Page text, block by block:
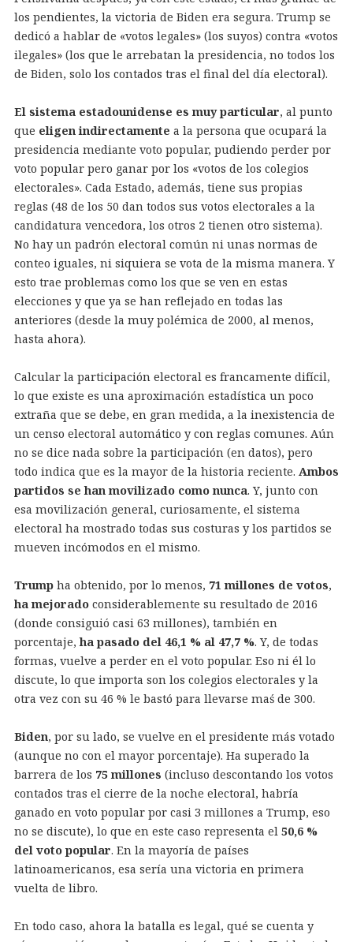
los pendientes, la victoria de Biden era segura. Trump se
dedicó a hablar de «votos legales» (los suyos) contra «votos
ilegales» (los que le arrebatan la presidencia, no todos los
de Biden, solo los contados tras el final del día electoral).
El sistema estadounidense es muy particular, al punto
que eligen indirectamente a la persona que ocupará la
presidencia mediante voto popular, pudiendo perder por
voto popular pero ganar por los «votos de los colegios
electorales». Cada Estado, además, tiene sus propias
reglas (48 de los 50 dan todos sus votos electorales a la
candidatura vencedora, los otros 2 tienen otro sistema).
No hay un padrón electoral común ni unas normas de
conteo iguales, ni siquiera se vota de la misma manera. Y
esto trae problemas como los que se ven en estas
elecciones y que ya se han reflejado en todas las
anteriores (desde la muy polémica de 2000, al menos,
hasta ahora).
Calcular la participación electoral es francamente difícil,
lo que existe es una aproximación estadística un poco
extraña que se debe, en gran medida, a la inexistencia de
un censo electoral automático y con reglas comunes. Aún
no se dice nada sobre la participación (en datos), pero
todo indica que es la mayor de la historia reciente. Ambos
partidos se han movilizado como nunca. Y, junto con
esa movilización general, curiosamente, el sistema
electoral ha mostrado todas sus costuras y los partidos se
mueven incómodos en el mismo.
Trumpha obtenido, por lo menos, 71 millones de votos,
ha mejoradoconsiderablemente su resultado de 2016
(donde consiguió casi 63 millones), también en
porcentaje,ha pasado del 46,1 % al 47,7 %. Y, de todas
formas, vuelve a perder en el voto popular. Eso ni él lo
discute, lo que importa son los colegios electorales y la
otra vez con su 46 % le bastó para llevarse maś de 300.
Biden, por su lado, se vuelve en el presidente más votado
(aunque no con el mayor porcentaje). Ha superado la
barrera de los 75 millones (incluso descontando los votos
contados tras el cierre de la noche electoral, habría
ganado en voto popular por casi 3 millones a Trump, eso
no se discute), lo que en este caso representa el 50,6 %
del voto popular. En la mayoría de países
latinoamericanos, esa sería una victoria en primera
vuelta de libro.
En todo caso, ahora la batalla es legal, qué se cuenta y